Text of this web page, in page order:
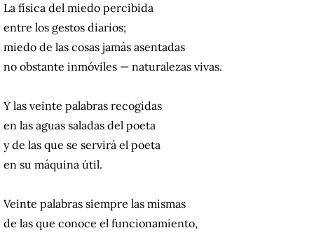
La física del miedo percibida
entre los gestos diarios;
miedo de las cosas jamás asentadas
no obstante inmóviles — naturalezas vivas.
Y las veinte palabras recogidas
en las aguas saladas del poeta
y de las que se servirá el poeta
en su máquina útil.
Veinte palabras siempre las mismas
de las que conoce el funcionamiento,